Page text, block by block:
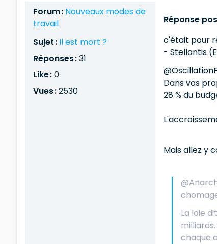
Forum : Nouveaux modes de
travail
Sujet : Il est mort ?
Réponses :31
Like :0
Vues :2530
Réponse
c'était pour
- Stellantis
Dans vos
28 % du
Mais allez y
La loie
chaque